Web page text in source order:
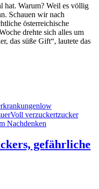
hat. Warum? Weil es völlig
Schauen wir nach
österreichische
drehte sich alles um
das süße Gift“, lautete das
low
Voll verzuckertzucker
gefährliche